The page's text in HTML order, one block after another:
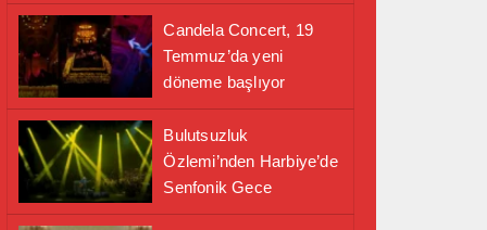
Candela Concert, 19
Temmuz’da yeni
döneme başlıyor
Bulutsuzluk
Özlemi’nden Harbiye’de
Senfonik Gece